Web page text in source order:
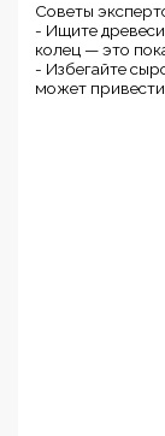
Советы
- Ищите
колец — это
- Избегайте
может